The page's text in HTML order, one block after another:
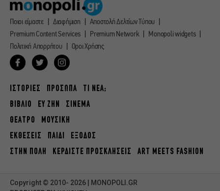
Ποιοι είμαστε Διαφήμιση
Αποστολή Δελτίων Τύπου
Premium Content Services
Premium Network
Monopoli widgets
Πολιτική Απορρήτου
Οροι Χρήσης
ΙΣΤΟΡΙΕΣ ΠΡΟΣΩΠΑ
ΤΙ ΝΕΑ;
ΒΙΒΛΙΟ
ΕΥ ΖΗΝ
ΣΙΝΕΜΑ
ΘΕΑΤΡΟ
ΜΟΥΣΙΚΗ
ΕΚΘΕΣΕΙΣ
ΠΑΙΔΙ
ΕΞΟΔΟΣ
ΣΤΗΝ ΠΟΛΗ
ΚΕΡΔΙΣΤΕ ΠΡΟΣΚΛΗΣΕΙΣ ART MEETS FASHION
Copyright © 2010- 2026 | MONOPOLI.GR